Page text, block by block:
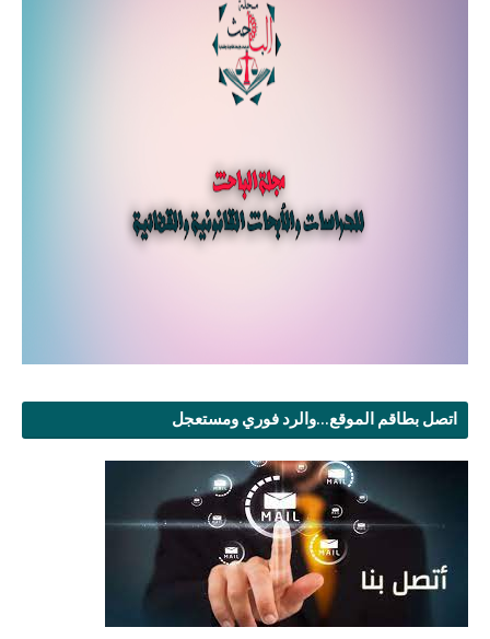
اتصل بطاقم الموقع...والرد فوري ومستعجل